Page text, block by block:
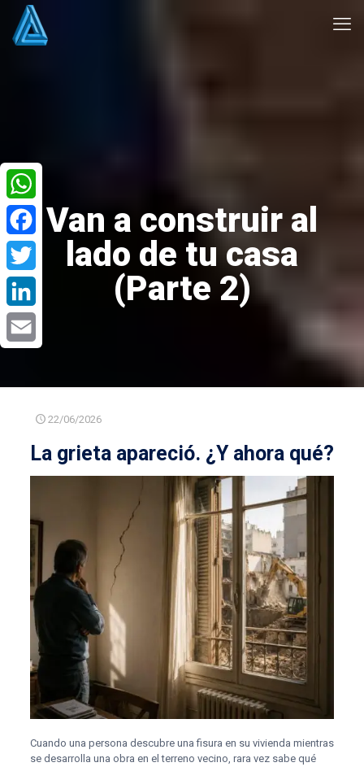
Van a construir al
lado de tu casa
(Parte 2)
22/06/2026
La grieta apareció. ¿Y ahora qué?
Cuando una persona descubre una fisura en su vivienda mientras
se desarrolla una obra en el terreno vecino, rara vez sabe qué
WhatsApp
Facebook
Twitter
LinkedIn